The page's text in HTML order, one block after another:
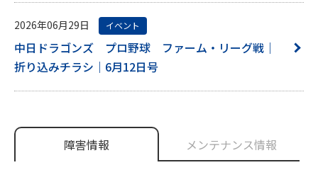
2026年06月29日 イベント
中日ドラゴンズ プロ野球 ファーム・リーグ戦｜
折り込みチラシ｜6月12日号
障害情報 メンテナンス情報